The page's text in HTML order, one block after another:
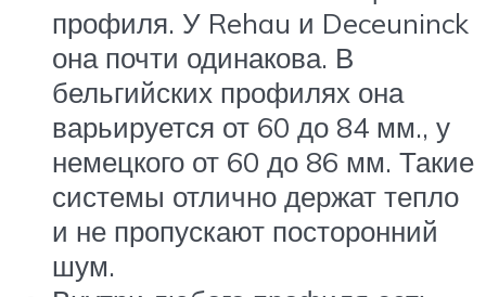
профиля. У Rehau и Deceuninck
она почти одинакова. В
бельгийских профилях она
варьируется от 60 до 84 мм., у
немецкого от 60 до 86 мм. Такие
системы отлично держат тепло
и не пропускают посторонний
шум.